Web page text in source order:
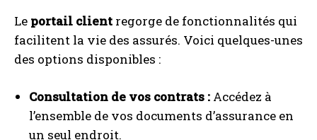
Le portail client regorge de fonctionnalités qui
facilitent la vie des assurés. Voici quelques-unes
des options disponibles :
Consultation de vos contrats : Accédez à
l’ensemble de vos documents d’assurance en
un seul endroit.